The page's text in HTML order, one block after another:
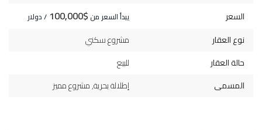
السعر
يبدأ السعر من $100,000 / دولار
نوع العقار
مشروع سكني
حالة العقار
للبيع
المسمى
إطلالة بحرية,مشروع مميز